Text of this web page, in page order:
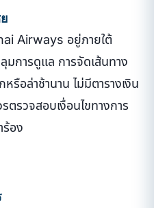
Airways อยู่ภายใต้
การดูแล การจัดเส้นทาง
รือล่าช้านาน ไม่มีตารางเงิน
รวจสอบเงื่อนไขทางการ
อง